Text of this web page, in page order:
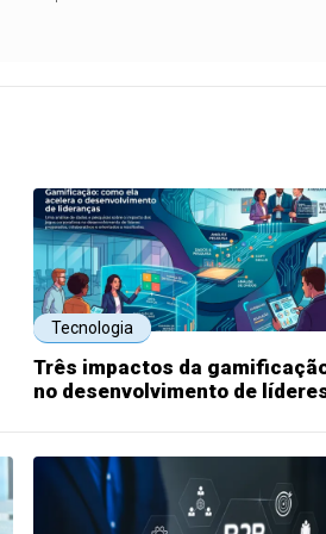
Tecnologia
Três impactos da
no desenvolvimento de